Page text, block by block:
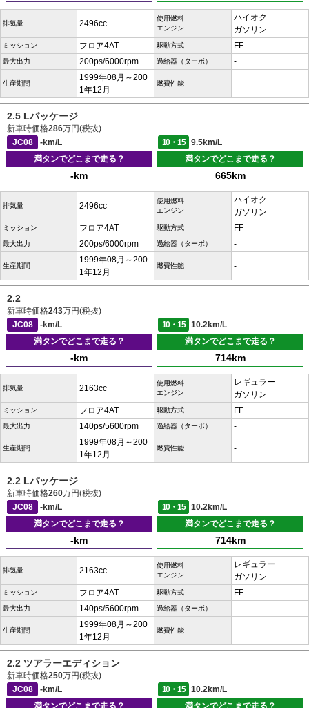
排気量 2496cc
使用燃料
エンジン
ハイオク
ガソリン
ミッション フロア4AT 駆動方式 FF
最大出力 200ps/6000rpm 過給器（ターボ） -
生産期間
1999年08月～200
1年12月
燃費性能 -
2.5 Lパッケージ
新車時価格286万円(税抜)
JC08
-km/L 10・15
9.5km/L
満タンでどこまで走る？
-km
満タンでどこまで走る？
665km
排気量 2496cc
使用燃料
エンジン
ハイオク
ガソリン
ミッション フロア4AT 駆動方式 FF
最大出力 200ps/6000rpm 過給器（ターボ） -
生産期間
1999年08月～200
1年12月
燃費性能 -
2.2
新車時価格243万円(税抜)
JC08
-km/L 10・15
10.2km/L
満タンでどこまで走る？
-km
満タンでどこまで走る？
714km
排気量 2163cc
使用燃料
エンジン
レギュラー
ガソリン
ミッション フロア4AT 駆動方式 FF
最大出力 140ps/5600rpm 過給器（ターボ） -
生産期間
1999年08月～200
1年12月
燃費性能 -
2.2 Lパッケージ
新車時価格260万円(税抜)
JC08
-km/L 10・15
10.2km/L
満タンでどこまで走る？
-km
満タンでどこまで走る？
714km
排気量 2163cc
使用燃料
エンジン
レギュラー
ガソリン
ミッション フロア4AT 駆動方式 FF
最大出力 140ps/5600rpm 過給器（ターボ） -
生産期間
1999年08月～200
1年12月
燃費性能 -
2.2 ツアラーエディション
新車時価格250万円(税抜)
JC08
-km/L 10・15
10.2km/L